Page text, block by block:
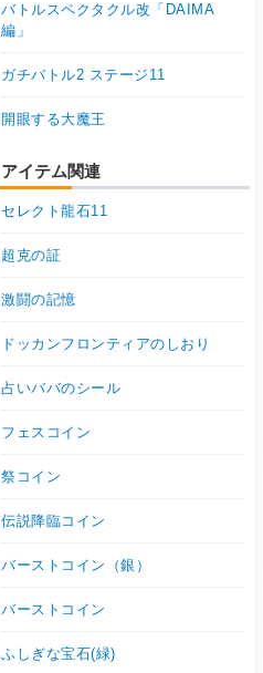
バトルスペクタクル改「DAIMA
編」
ガチバトル2 ステージ11
開眼する大魔王
アイテム関連
セレクト龍石11
超克の証
激闘の記憶
ドッカンフロンティアのしおり
占いババのシール
フェスコイン
祭コイン
伝説降臨コイン
バーストコイン（銀）
バーストコイン
ふしぎな宝石(緑)